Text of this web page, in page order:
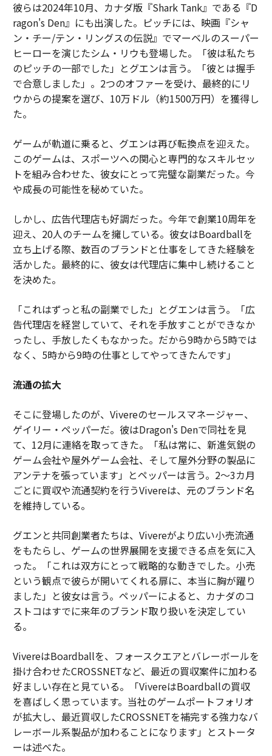
彼らは2024年10月、カナダ版『Shark Tank』である『D
ragon's Den』にも出演した。ピッチには、映画『シャ
ン・チー/テン・リングスの伝説』でマーベルのスーパー
ヒーローを演じたシム・リウも登場した。「彼は私たち
のピッチの一部でした」とグエンは言う。「彼とは握手
で合意しました」。2つのオファーを受け、最終的にリ
ウからの提案を選び、10万ドル（約1500万円）を獲得し
た。
ゲームが軌道に乗ると、グエンは再び転換点を迎えた。
このゲームは、スポーツへの関心と専門的なスキルセッ
トを組み合わせた、彼女にとって完璧な副業だった。今
や成長の可能性を秘めていた。
しかし、広告代理店も好調だった。今年で創業10周年を
迎え、20人のチームを擁している。彼女はBoardballを
立ち上げる際、数百のブランドと仕事をしてきた経験を
活かした。最終的に、彼女は代理店に集中し続けること
を決めた。
「これはずっと私の副業でした」とグエンは言う。「広
告代理店を経営していて、それを手放すことができなか
ったし、手放したくもなかった。だから9時から5時では
なく、5時から9時の仕事としてやってきたんです」
流通の拡大
そこに登場したのが、Vivereのセールスマネージャー、
ゲイリー・ペッパーだ。彼はDragon's Denで同社を見
て、12月に連絡を取ってきた。「私は常に、新進気鋭の
ゲーム会社や屋外ゲーム会社、そして屋外分野の製品に
アンテナを張っています」とペッパーは言う。2〜3カ月
ごとに買収や流通契約を行うVivereは、元のブランド名
を維持している。
グエンと共同創業者たちは、Vivereがより広い小売流通
をもたらし、ゲームの世界展開を支援できる点を気に入
った。「これは双方にとって戦略的な動きでした。小売
という観点で彼らが開いてくれる扉に、本当に胸が躍り
ました」と彼女は言う。ペッパーによると、カナダのコ
ストコはすでに来年のブランド取り扱いを決定してい
る。
VivereはBoardballを、フォースクエアとバレーボールを
掛け合わせたCROSSNETなど、最近の買収案件に加わる
好ましい存在と見ている。「VivereはBoardballの買収
を喜ばしく思っています。当社のゲームポートフォリオ
が拡大し、最近買収したCROSSNETを補完する強力なバ
レーボール系製品が加わることになります」とストータ
ーは述べた。